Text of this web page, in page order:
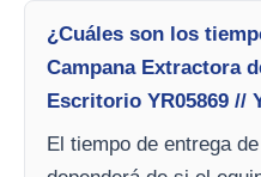
¿Cuáles son los
Campana Extractora
Escritorio YR05869 //
El tiempo de entrega